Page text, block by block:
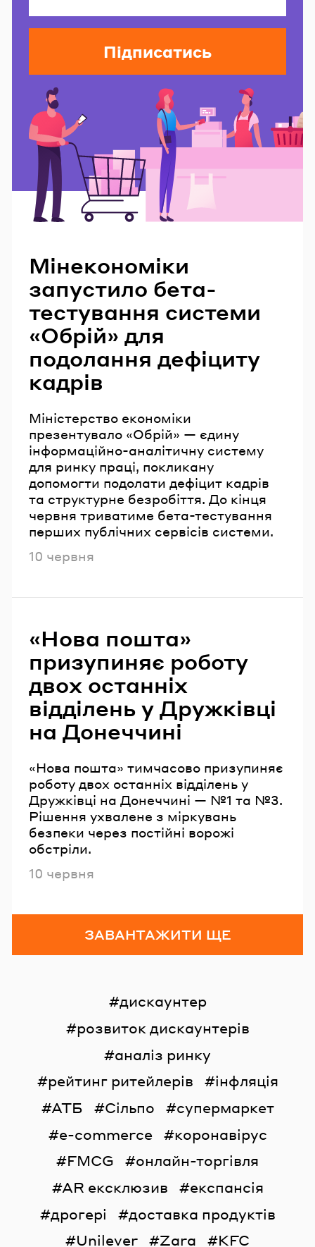
Підписатись
Мінекономіки
запустило бета-
тестування системи
«Обрій» для
подолання дефіциту
кадрів
Міністерство економіки
презентувало «Обрій» — єдину
інформаційно-аналітичну систему
для ринку праці, покликану
допомогти подолати дефіцит кадрів
та структурне безробіття. До кінця
червня триватиме бета-тестування
перших публічних сервісів системи.
Опубліковано
10 червня
«Нова пошта»
призупиняє роботу
двох останніх
відділень у Дружківці
на Донеччині
«Нова пошта» тимчасово призупиняє
роботу двох останніх відділень у
Дружківці на Донеччині — №1 та №3.
Рішення ухвалене з міркувань
безпеки через постійні ворожі
обстріли.
Опубліковано
10 червня
ЗАВАНТАЖИТИ ЩЕ
дискаунтер
розвиток дискаунтерів
аналіз ринку
рейтинг ритейлерів
інфляція
АТБ
Сільпо
супермаркет
e-commerce
коронавірус
FMCG
онлайн-торгівля
AR ексклюзив
експансія
дрогері
доставка продуктів
Unilever
Zara
KFC